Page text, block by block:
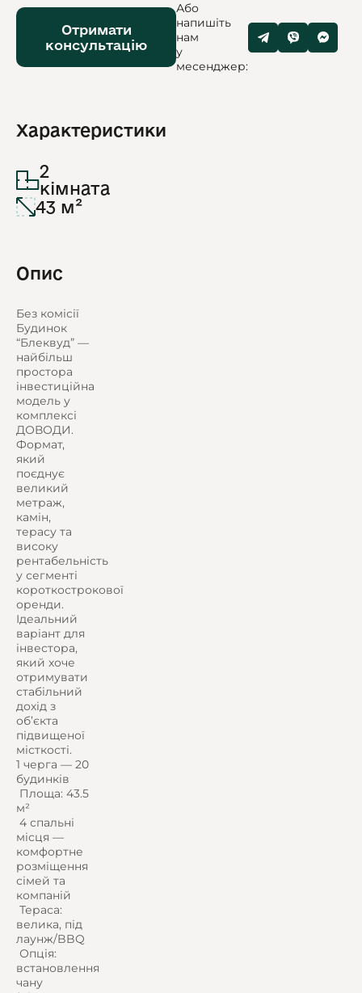
Отримати
консультацію
Або
напишіть
нам
у
месенджер:
Характеристики
2
кімната
43 м²
Опис
Без комісії
Будинок
“Блеквуд” —
найбільш
просторa
інвестиційна
модель у
комплексі
ДОВОДИ.
Формат,
який
поєднує
великий
метраж,
камін,
терасу та
високу
рентабельність
у сегменті
короткострокової
оренди.
Ідеальний
варіант для
інвестора,
який хоче
отримувати
стабільний
дохід з
об’єкта
підвищеної
місткості.
1 черга — 20
будинків
️ Площа: 43.5
м²
️ 4 спальні
місця —
комфортне
розміщення
сімей та
компаній
️ Тераса:
велика, під
лаунж/BBQ
️ Опція:
встановлення
чану